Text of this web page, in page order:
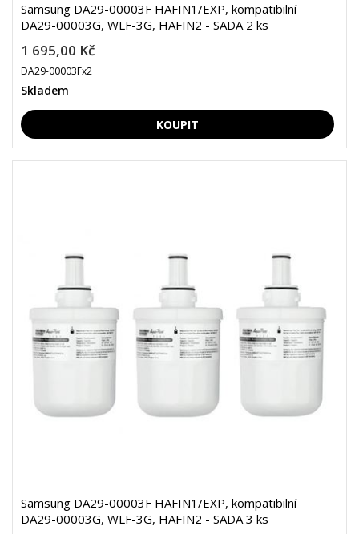
Samsung DA29-00003F HAFIN1/EXP, kompatibilní
DA29-00003G, WLF-3G, HAFIN2 - SADA 2 ks
1 695,00 Kč
DA29-00003Fx2
Skladem
Samsung DA29-00003F HAFIN1/EXP, kompatibilní
DA29-00003G, WLF-3G, HAFIN2 - SADA 3 ks